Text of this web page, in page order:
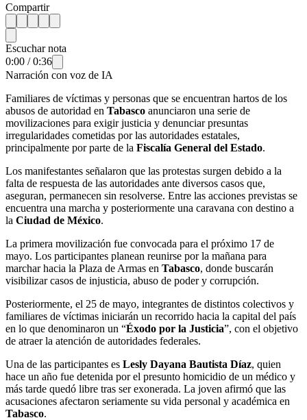
Compartir
Escuchar nota
0:00 /0:36
Narración con voz de IA
Familiares de víctimas y personas que se encuentran hartos de los
abusos de autoridad en Tabasco anunciaron una serie de
movilizaciones para exigir justicia y denunciar presuntas
irregularidades cometidas por las autoridades estatales,
principalmente por parte de la Fiscalía General del Estado.
Los manifestantes señalaron que las protestas surgen debido a la
falta de respuesta de las autoridades ante diversos casos que,
aseguran, permanecen sin resolverse. Entre las acciones previstas se
encuentra una marcha y posteriormente una caravana con destino a
la Ciudad de México.
La primera movilización fue convocada para el próximo 17 de
mayo. Los participantes planean reunirse por la mañana para
marchar hacia la Plaza de Armas en Tabasco, donde buscarán
visibilizar casos de injusticia, abuso de poder y corrupción.
Posteriormente, el 25 de mayo, integrantes de distintos colectivos y
familiares de víctimas iniciarán un recorrido hacia la capital del país
en lo que denominaron un “Éxodo por la Justicia”, con el objetivo
de atraer la atención de autoridades federales.
Una de las participantes es Lesly Dayana Bautista Díaz, quien
hace un año fue detenida por el presunto homicidio de un médico y
más tarde quedó libre tras ser exonerada. La joven afirmó que las
acusaciones afectaron seriamente su vida personal y académica en
Tabasco.